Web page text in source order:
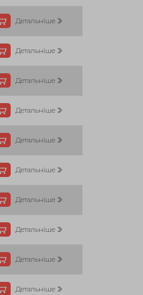
Детальніше
Детальніше
Детальніше
Детальніше
Детальніше
Детальніше
Детальніше
Детальніше
Детальніше
Детальніше